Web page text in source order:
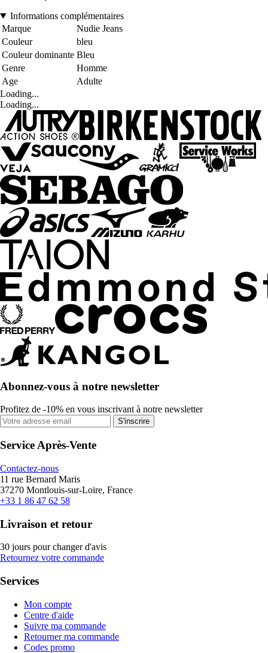
Informations complémentaires
Marque
Nudie Jeans
Couleur
bleu
Couleur dominante Bleu
Genre
Homme
Age
Adulte
Loading...
Loading...
Abonnez-vous à notre newsletter
Profitez de -10% en vous inscrivant à notre newsletter
S'inscrire
Service Après-Vente
Contactez-nous
11 rue Bernard Maris
37270 Montlouis-sur-Loire, France
+33 1 86 47 62 58
Livraison et retour
30 jours pour changer d'avis
Retournez votre commande
Services
Mon compte
Centre d'aide
Suivre ma commande
Retourner ma commande
Codes promo